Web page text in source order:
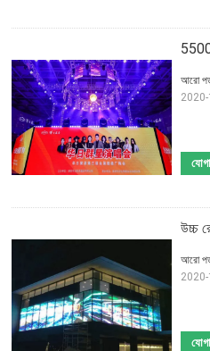
আরো
উচ্চ
আরো